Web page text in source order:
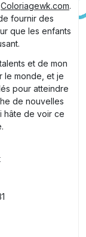
Coloriagewk.com.
fournir des
que les enfants
et de mon
le monde, et je
pour atteindre
de nouvelles
hâte de voir ce